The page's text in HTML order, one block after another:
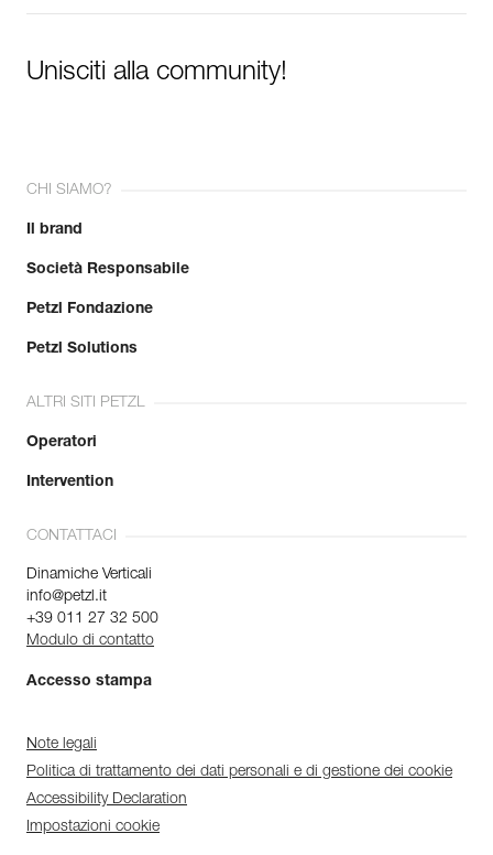
Unisciti alla community!
CHI SIAMO?
Il brand
Società Responsabile
Petzl Fondazione
Petzl Solutions
ALTRI SITI PETZL
Operatori
Intervention
CONTATTACI
Dinamiche Verticali
info@petzl.it
+39 011 27 32 500
Modulo di contatto
Accesso stampa
Note legali
Politica di trattamento dei dati personali e di gestione dei cookie
Accessibility Declaration
Impostazioni cookie